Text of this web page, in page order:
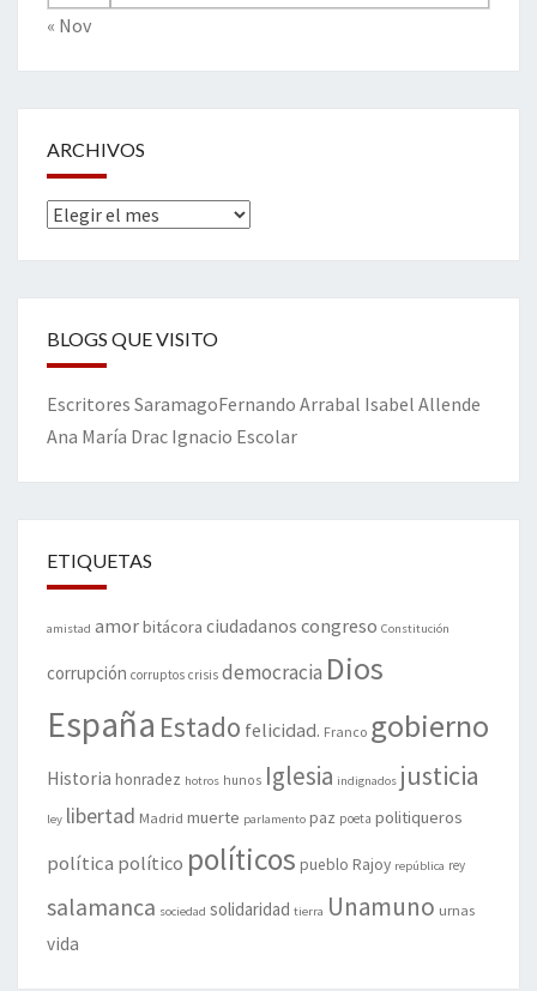
« Nov
ARCHIVOS
Archivos
BLOGS QUE VISITO
Escritores SaramagoFernando Arrabal Isabel Allende
Ana María Drac Ignacio Escolar
ETIQUETAS
amistad amorbitácora ciudadanos congreso Constitución
corrupción corruptos crisis democracia Dios
España Estado felicidad. Franco gobierno
Historia honradez hotros hunos Iglesia indignados justicia
ley libertad Madrid muerte parlamento paz poeta politiqueros
política político políticos pueblo Rajoy república rey
salamanca sociedad solidaridad tierra Unamuno urnas
vida